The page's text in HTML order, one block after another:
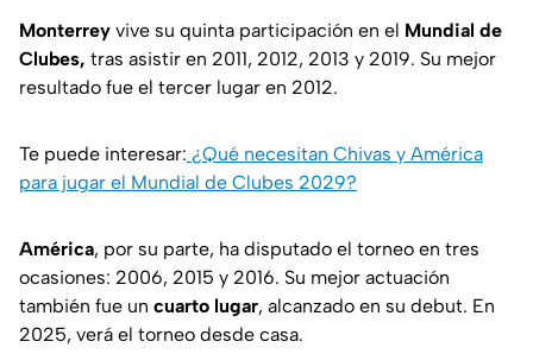
Monterrey vive su quinta participación en el Mundial de
Clubes, tras asistir en 2011, 2012, 2013 y 2019. Su mejor
resultado fue el tercer lugar en 2012.
Te puede interesar: ¿Qué necesitan Chivas y América
para jugar el Mundial de Clubes 2029?
América, por su parte, ha disputado el torneo en tres
ocasiones: 2006, 2015 y 2016. Su mejor actuación
también fue un cuarto lugar, alcanzado en su debut. En
2025, verá el torneo desde casa.